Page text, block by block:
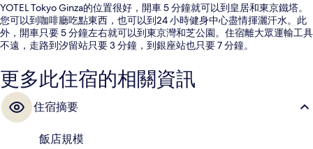
YOTEL Tokyo Ginza的位置很好，開車 5 分鐘就可以到皇居和東京鐵塔。
您可以到咖啡廳吃點東西，也可以到24 小時健身中心盡情揮灑汗水。此
外，開車只要 5 分鐘左右就可以到東京灣和芝公園。住宿離大眾運輸工具
不遠，走路到汐留站只要 3 分鐘，到銀座站也只要 7 分鐘。
更多此住宿的相關資訊
住宿摘要
飯店規模